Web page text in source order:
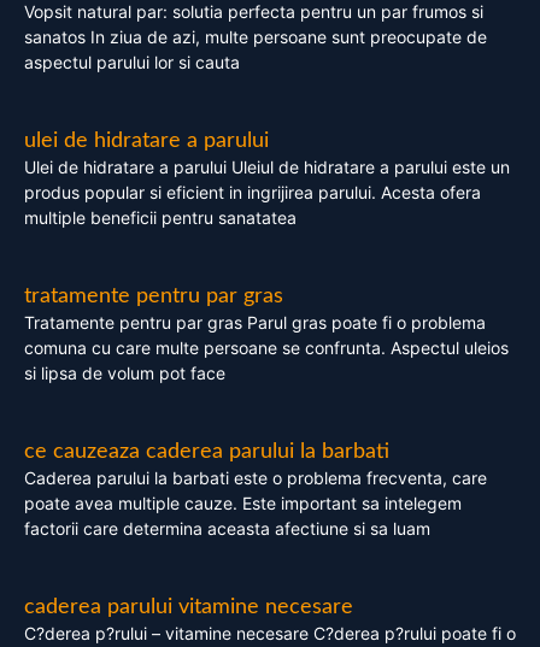
Vopsit natural par: solutia perfecta pentru un par frumos si
sanatos In ziua de azi, multe persoane sunt preocupate de
aspectul parului lor si cauta
ulei de hidratare a parului
Ulei de hidratare a parului Uleiul de hidratare a parului este un
produs popular si eficient in ingrijirea parului. Acesta ofera
multiple beneficii pentru sanatatea
tratamente pentru par gras
Tratamente pentru par gras Parul gras poate fi o problema
comuna cu care multe persoane se confrunta. Aspectul uleios
si lipsa de volum pot face
ce cauzeaza caderea parului la barbati
Caderea parului la barbati este o problema frecventa, care
poate avea multiple cauze. Este important sa intelegem
factorii care determina aceasta afectiune si sa luam
caderea parului vitamine necesare
C?derea p?rului – vitamine necesare C?derea p?rului poate fi o